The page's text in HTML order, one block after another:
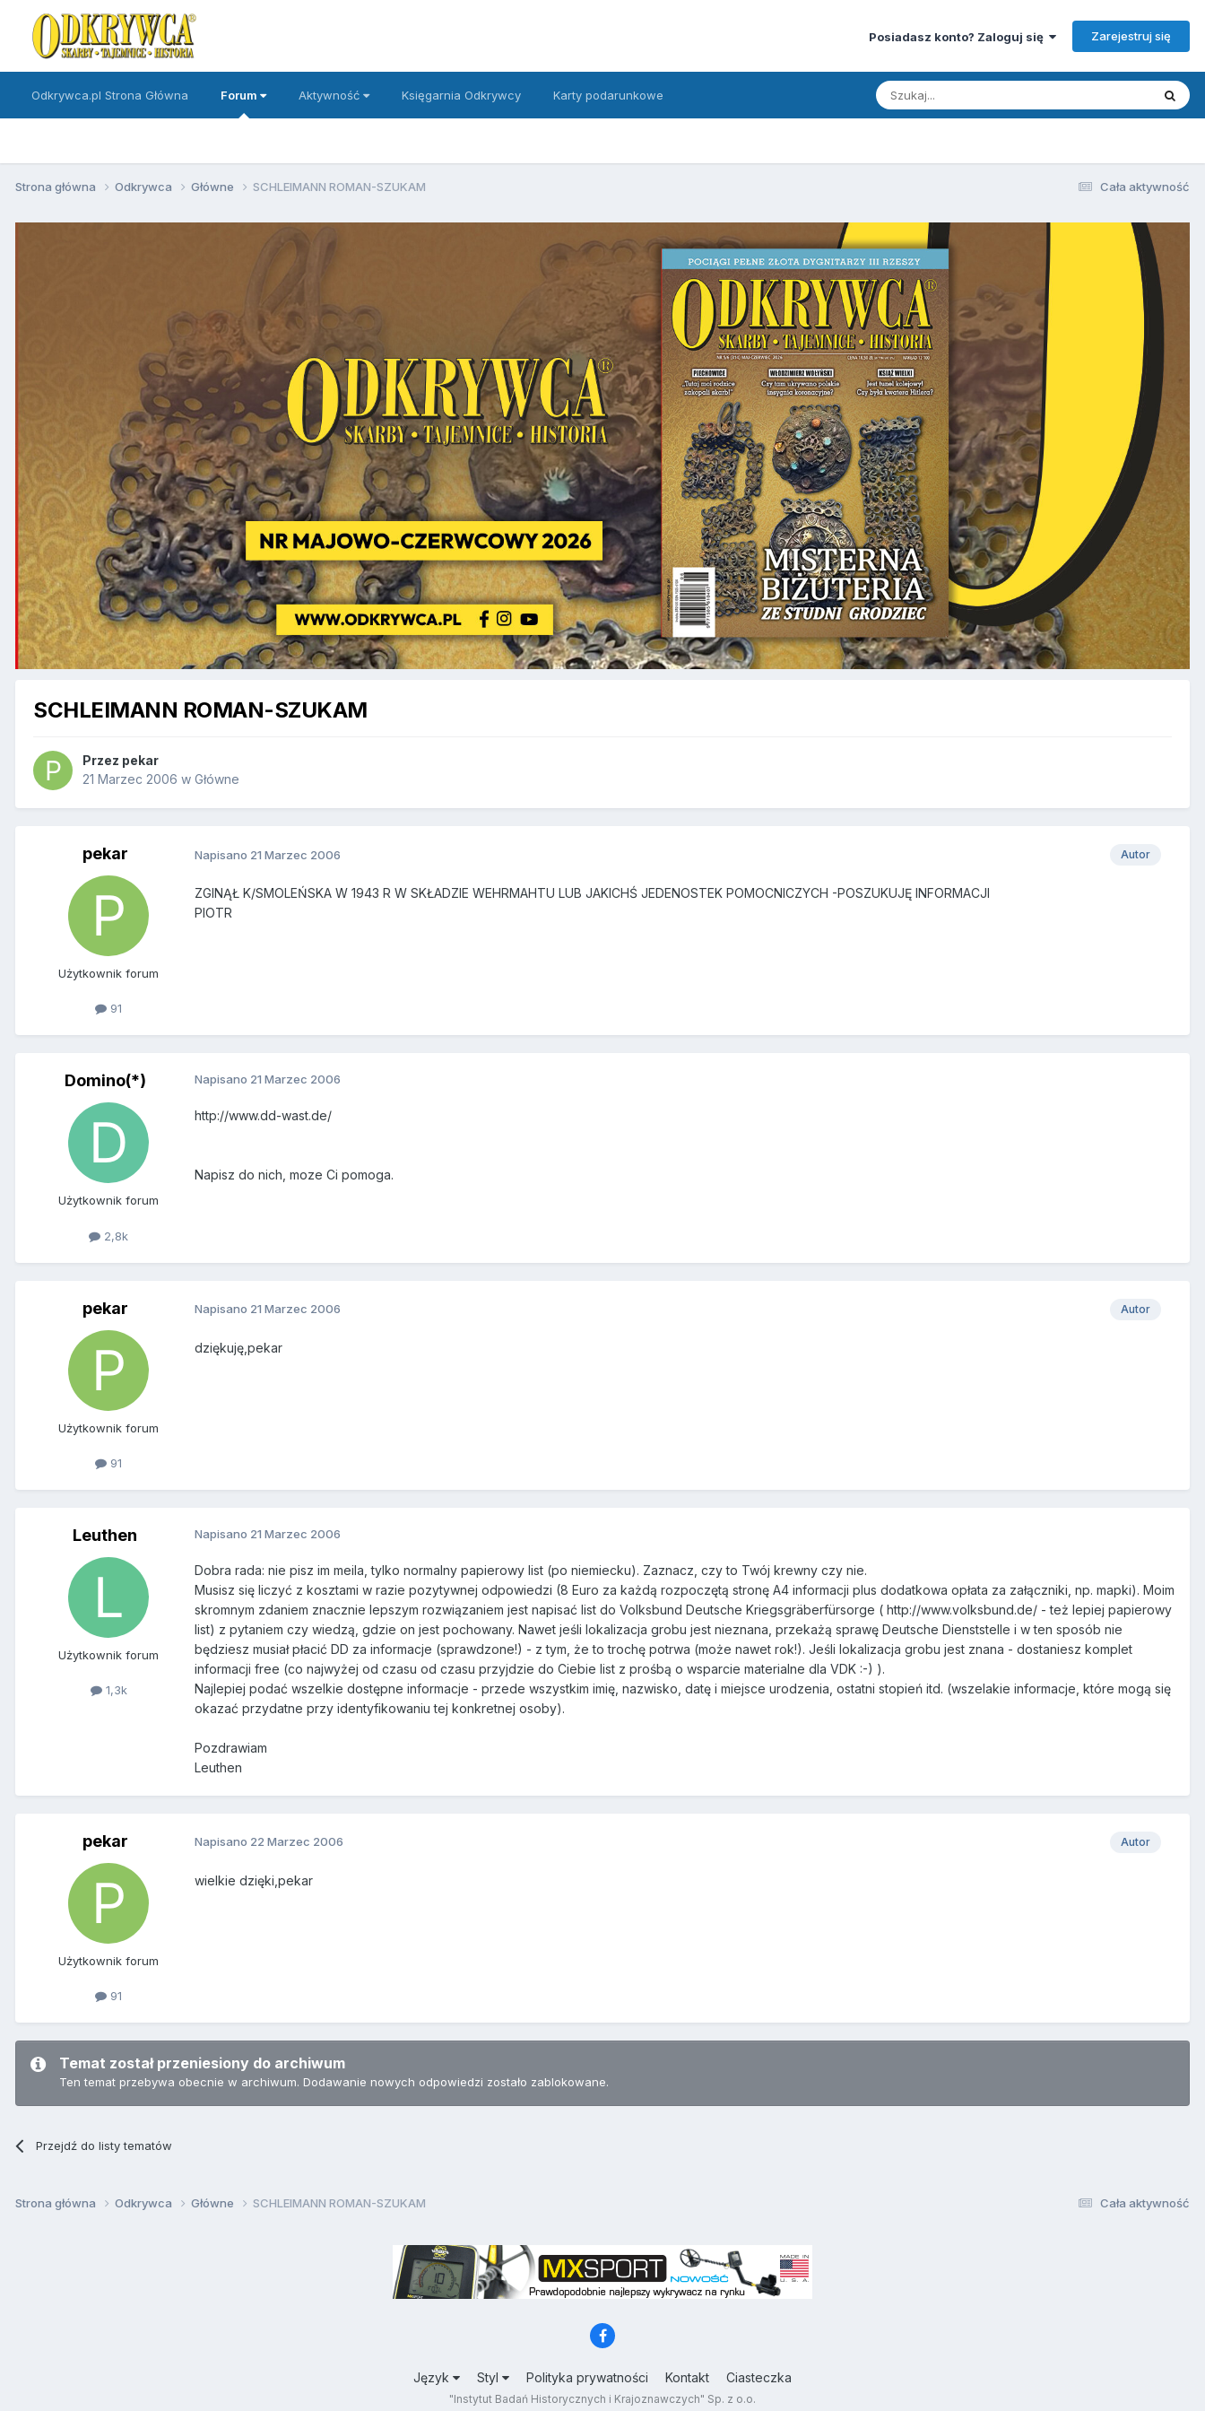
Posiadasz konto? Zaloguj się Zarejestruj się
Odkrywca.pl Strona Główna Forum Aktywność Księgarnia Odkrywcy Karty podarunkowe
Cała aktywność
Strona główna Odkrywca Główne SCHLEIMANN ROMAN-SZUKAM
SCHLEIMANN ROMAN-SZUKAM
Przez pekar
21 Marzec 2006 w Główne
pekar
Użytkownik forum
91
Autor
Napisano 21 Marzec 2006
ZGINĄŁ K/SMOLEŃSKA W 1943 R W SKŁADZIE WEHRMAHTU LUB JAKICHŚ JEDENOSTEK POMOCNICZYCH -POSZUKUJĘ INFORMACJI
PIOTR
Domino(*)
Użytkownik forum
2,8k
Napisano 21 Marzec 2006
http://www.dd-wast.de/
Napisz do nich, moze Ci pomoga.
pekar
Użytkownik forum
91
Autor
Napisano 21 Marzec 2006
dziękuję,pekar
Leuthen
Użytkownik forum
1,3k
Napisano 21 Marzec 2006
Dobra rada: nie pisz im meila, tylko normalny papierowy list (po niemiecku). Zaznacz, czy to Twój krewny czy nie.
Musisz się liczyć z kosztami w razie pozytywnej odpowiedzi (8 Euro za każdą rozpoczętą stronę A4 informacji plus dodatkowa opłata za załączniki, np. mapki). Moim
skromnym zdaniem znacznie lepszym rozwiązaniem jest napisać list do Volksbund Deutsche Kriegsgräberfürsorge ( http://www.volksbund.de/ - też lepiej papierowy
list) z pytaniem czy wiedzą, gdzie on jest pochowany. Nawet jeśli lokalizacja grobu jest nieznana, przekażą sprawę Deutsche Dienststelle i w ten sposób nie
będziesz musiał płacić DD za informacje (sprawdzone!) - z tym, że to trochę potrwa (może nawet rok!). Jeśli lokalizacja grobu jest znana - dostaniesz komplet
informacji free (co najwyżej od czasu od czasu przyjdzie do Ciebie list z prośbą o wsparcie materialne dla VDK :-) ).
Najlepiej podać wszelkie dostępne informacje - przede wszystkim imię, nazwisko, datę i miejsce urodzenia, ostatni stopień itd. (wszelakie informacje, które mogą się
okazać przydatne przy identyfikowaniu tej konkretnej osoby).
Pozdrawiam
Leuthen
pekar
Użytkownik forum
91
Autor
Napisano 22 Marzec 2006
wielkie dzięki,pekar
Temat został przeniesiony do archiwum
Ten temat przebywa obecnie w archiwum. Dodawanie nowych odpowiedzi zostało zablokowane.
Przejdź do listy tematów
Cała aktywność
Strona główna Odkrywca Główne SCHLEIMANN ROMAN-SZUKAM
Język Styl Polityka prywatności Kontakt Ciasteczka
"Instytut Badań Historycznych i Krajoznawczych" Sp. z o.o.